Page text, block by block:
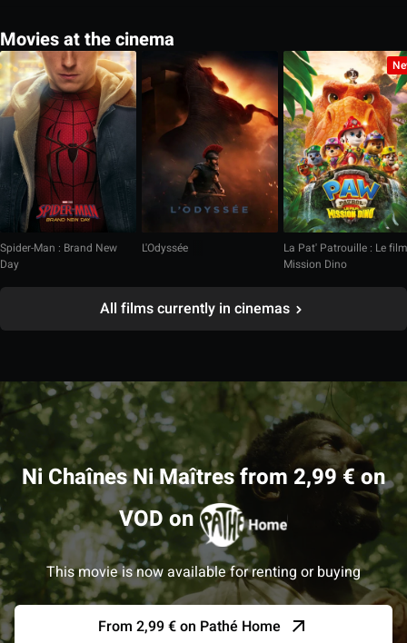
Movies at the cinema
Spider-Man : Brand New
Day
L'Odyssée
La Pat' Patrouille : Le film
Mission Dino
All films currently in cinemas
Ni Chaînes Ni Maîtres from 2,99 € on
VOD on
This movie is now available for renting or buying
From 2,99 € on Pathé Home